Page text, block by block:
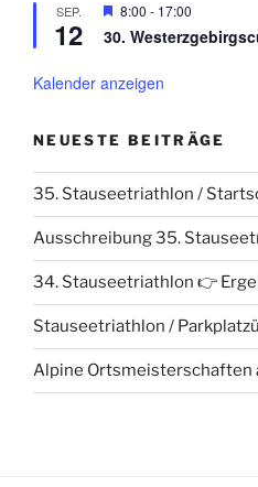
SEP.
12
H
r
o
o
e
n
8:00 - 17:00
30.
Kalender anzeigen
NEUESTE BEITRÄGE
35. Stauseetriathlon /
Ausschreibung 35.
34. Stauseetriathlon 👉
Stauseetriathlon /
Alpine Ortsmeisterschaften